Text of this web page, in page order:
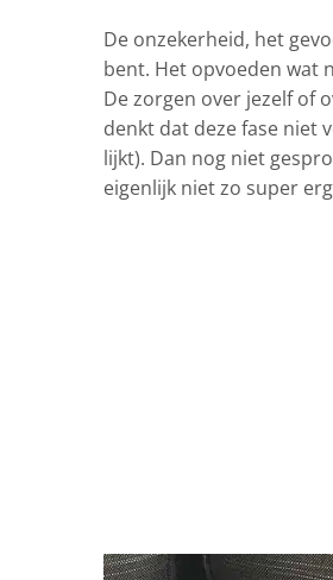
De onzekerheid, het
bent. Het opvoeden wat
De zorgen over jezelf of
denkt dat deze fase niet
lijkt). Dan nog niet
eigenlijk niet zo super